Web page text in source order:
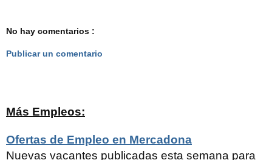
No hay comentarios :
Publicar un comentario
Más Empleos:
Ofertas de Empleo en Mercadona
Nuevas vacantes publicadas esta semana para